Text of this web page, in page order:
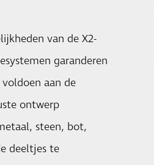
van de X2-
garanderen
aan de
ontwerp
steen, bot,
deeltjes te